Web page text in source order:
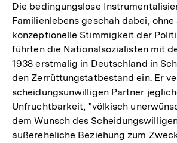
Die bedingungslose
Familienlebens geschah dabei, ohne
konzeptionelle Stimmigkeit der
führten die Nationalsozialisten mit
1938 erstmalig in Deutschland in
den Zerrüttungstatbestand ein. Er
scheidungsunwilligen Partner
Unfruchtbarkeit, "völkisch
dem Wunsch des
außereheliche Beziehung zum